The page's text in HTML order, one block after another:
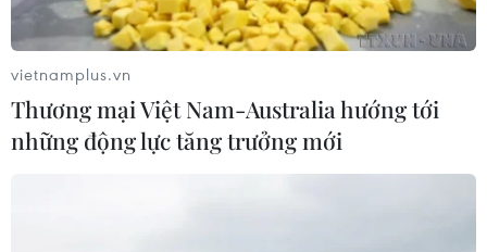
vietnamplus.vn
Thương mại Việt Nam-Australia hướng tới
những động lực tăng trưởng mới